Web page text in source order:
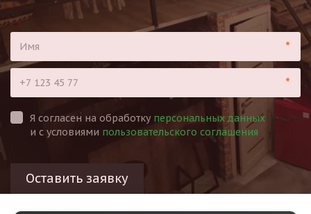
*
*
Я согласен на обработку персональных данных
и с условиями пользовательского соглашения
Оставить заявку